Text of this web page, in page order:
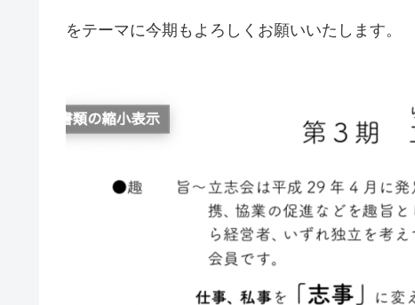
をテーマに今期もよろしくお願いいたします。